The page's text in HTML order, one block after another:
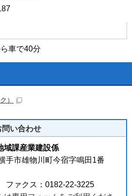
車で40分
）
問い合わせ
域課産業建設係
市雄物川町今宿字鳴田1番
ァクス：0182-22-3225